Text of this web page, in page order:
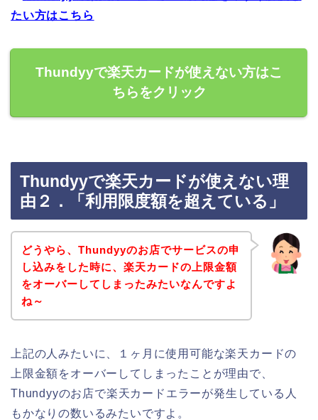
たい方はこちら
Thundyyで楽天カードが使えない方はこ
ちらをクリック
Thundyyで楽天カードが使えない理
由２．「利用限度額を超えている」
どうやら、Thundyyのお店でサービスの申
し込みをした時に、楽天カードの上限金額
をオーバーしてしまったみたいなんですよ
ね～
上記の人みたいに、１ヶ月に使用可能な楽天カードの
上限金額をオーバーしてしまったことが理由で、
Thundyyのお店で楽天カードエラーが発生している人
もかなりの数いるみたいですよ。